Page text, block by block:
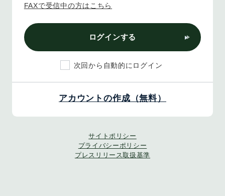
FAXで受信中の方はこちら
ログインする
次回から自動的にログイン
アカウントの作成（無料）
サイトポリシー
プライバシーポリシー
プレスリリース取扱基準